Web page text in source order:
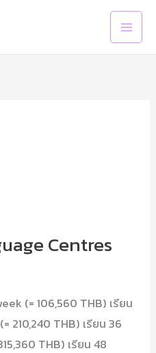
Main
Centres
(= 106,560 THB) เรียน
210,240 THB) เรียน 36
THB) เรียน 48